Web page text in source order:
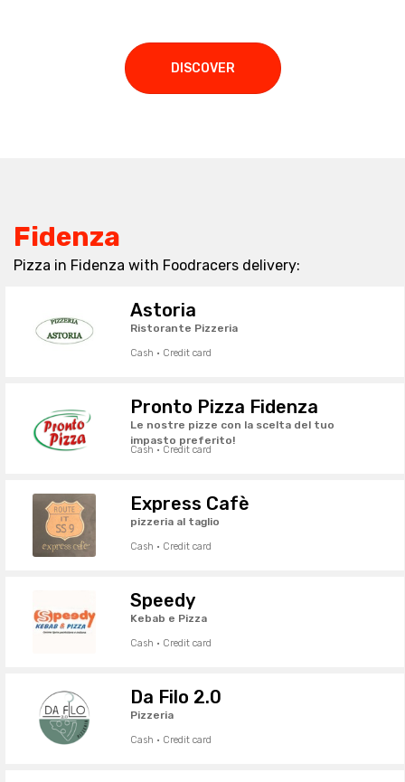
DISCOVER
Fidenza
Pizza in Fidenza with Foodracers delivery:
Astoria
Ristorante Pizzeria
Cash · Credit card
Pronto Pizza Fidenza
Le nostre pizze con la scelta del tuo
impasto preferito!
Cash · Credit card
Express Cafè
pizzeria al taglio
Cash · Credit card
Speedy
Kebab e Pizza
Cash · Credit card
Da Filo 2.0
Pizzeria
Cash · Credit card